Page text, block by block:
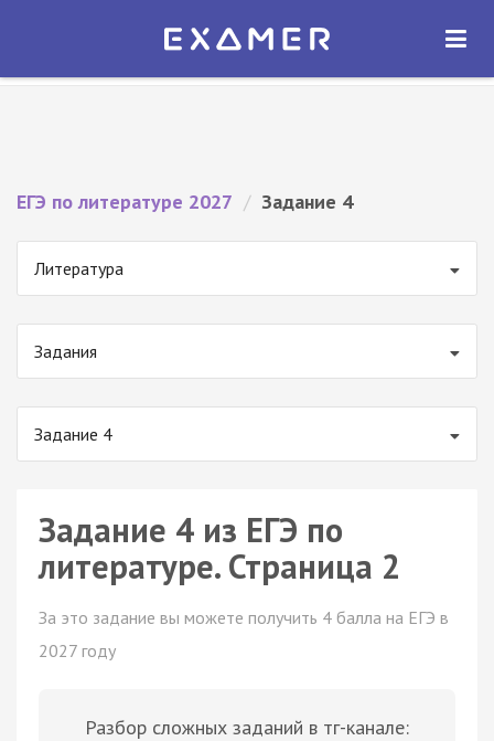
Экзамер — ЕГЭ 2027
ОТКРЫТЬ
ЕГЭ по литературе 2027 / Задание 4
Литература
Задания
Задание 4
Задание 4 из ЕГЭ по
литературе. Страница 2
За это задание вы можете получить 4 балла на ЕГЭ в
2027 году
Разбор сложных заданий в тг-канале: